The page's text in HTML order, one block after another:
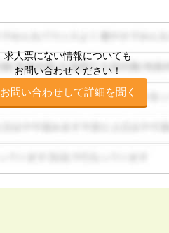
求人票にない情報についても
お問い合わせください！
お問い合わせして詳細を聞く